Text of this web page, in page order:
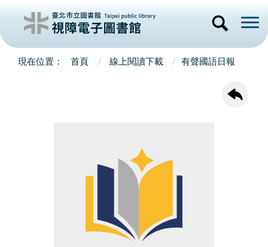
首頁 線上閱讀下載 有聲國語日報